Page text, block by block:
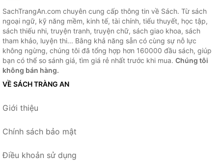
SachTrangAn.com chuyên cung cấp thông tin về Sách. Từ sách
ngoại ngữ, kỹ năng mềm, kinh tế, tài chính, tiểu thuyết, học tập,
sách thiếu nhi, truyện tranh, truyện chữ, sách giao khoa, sách
tham khảo, luyện thi... Bằng khả năng sẵn có cùng sự nỗ lực
không ngừng, chúng tôi đã tổng hợp hơn 160000 đầu sách, giúp
bạn có thể so sánh giá, tìm giá rẻ nhất trước khi mua. Chúng tôi
không bán hàng.
VỀ SÁCH TRÀNG AN
Giới thiệu
Chính sách bảo mật
Điều khoản sử dụng